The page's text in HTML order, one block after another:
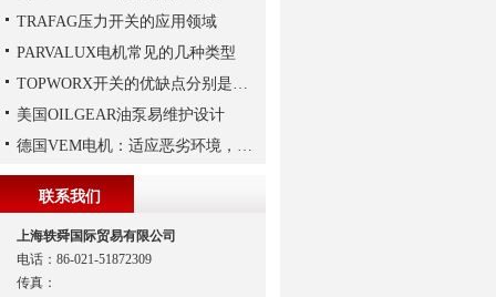
TRAFAG压力开关的应用领域
PARVALUX电机常见的几种类型
TOPWORX开关的优缺点分别是什么？
美国OILGEAR油泵易维护设计
德国VEM电机：适应恶劣环境，保障工业生产连续性
联系我们
上海轶舜国际贸易有限公司
电话：86-021-51872309
传真：